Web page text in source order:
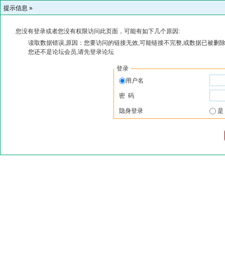
提示信息 »
您没有登录或者您没有权限访问此页面，可能有如下几个原因:
读取数据错误,原因：您要访问的链接无效,可能链接不完整,或数据已被删
您还不是论坛会员,请先登录论坛
登录
用户名
密 码
隐身登录